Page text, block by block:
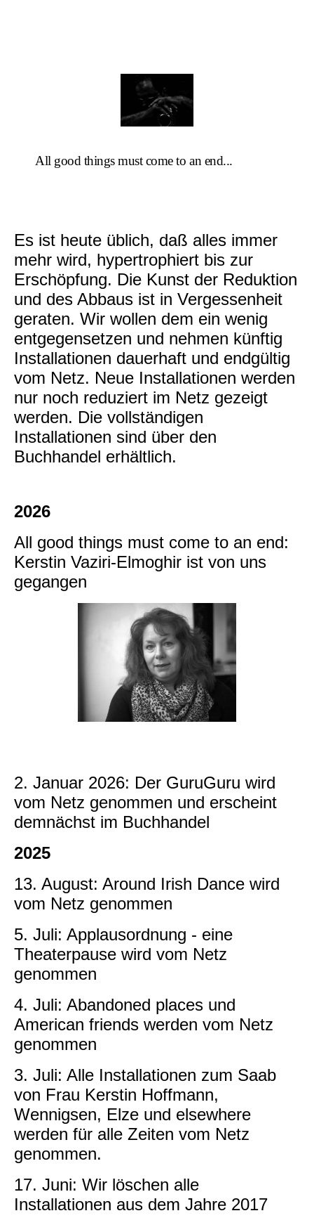
All good things must come to an end...
Es ist heute üblich, daß alles immer
mehr wird, hypertrophiert bis zur
Erschöpfung. Die Kunst der Reduktion
und des Abbaus ist in Vergessenheit
geraten. Wir wollen dem ein wenig
entgegensetzen und nehmen künftig
Installationen dauerhaft und endgültig
vom Netz. Neue Installationen werden
nur noch reduziert im Netz gezeigt
werden. Die vollständigen
Installationen sind über den
Buchhandel erhältlich.
2026
All good things must come to an end:
Kerstin Vaziri-Elmoghir ist von uns
gegangen
2. Januar 2026: Der GuruGuru wird
vom Netz genommen und erscheint
demnächst im Buchhandel
2025
13. August: Around Irish Dance wird
vom Netz genommen
5. Juli: Applausordnung - eine
Theaterpause wird vom Netz
genommen
4. Juli: Abandoned places und
American friends werden vom Netz
genommen
3. Juli: Alle Installationen zum Saab
von Frau Kerstin Hoffmann,
Wennigsen, Elze und elsewhere
werden für alle Zeiten vom Netz
genommen.
17. Juni: Wir löschen alle
Installationen aus dem Jahre 2017